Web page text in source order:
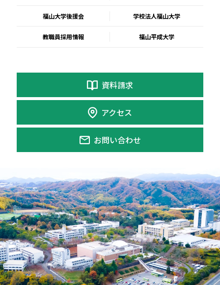
福山大学後援会 学校法人福山大学
教職員採用情報 福山平成大学
資料請求
アクセス
お問い合わせ